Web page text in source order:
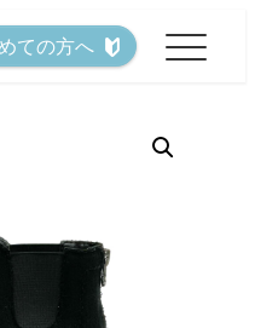
ての方へ